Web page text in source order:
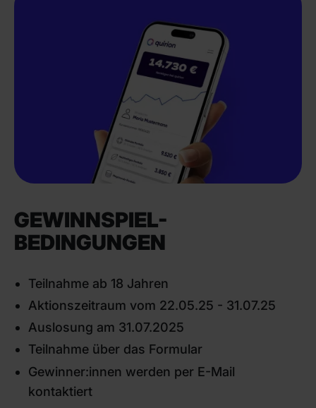
GEWINNSPIEL-
BEDINGUNGEN
Teilnahme ab 18 Jahren
Aktionszeitraum vom 22.05.25 - 31.07.25
Auslosung am 31.07.2025
Teilnahme über das Formular
Gewinner:innen werden per E-Mail
kontaktiert